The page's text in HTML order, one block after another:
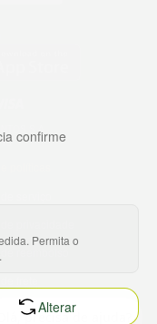
políticas
reembolso
confirme
Permita o
Alterar